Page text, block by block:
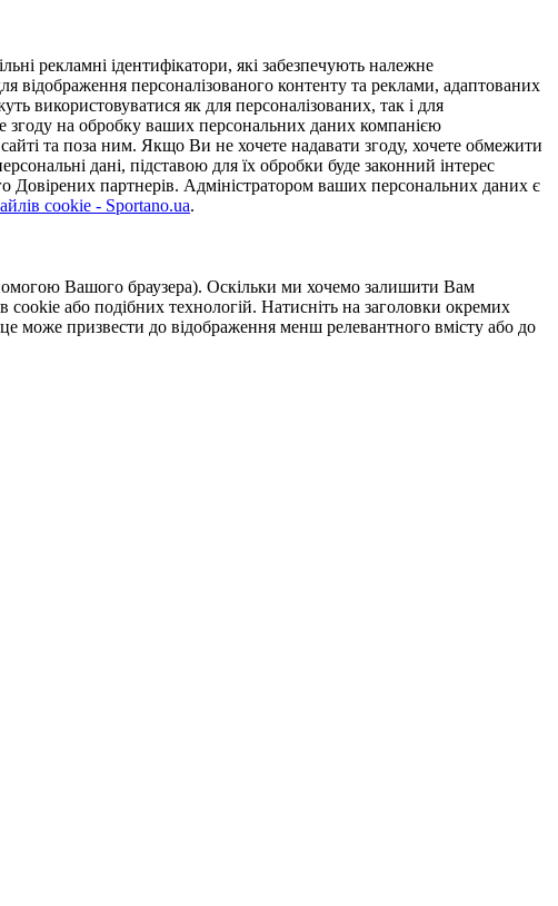
рекламні ідентифікатори, які забезпечують належне
відображення персоналізованого контенту та реклами, адаптованих
використовуватися як для персоналізованих, так і для
згоду на обробку ваших персональних даних компанією
та поза ним. Якщо Ви не хочете надавати згоду, хочете обмежити
дані, підставою для їх обробки буде законний інтерес
Довірених партнерів. Адміністратором ваших персональних даних є
cookie - Sportano.ua.
Вашого браузера). Оскільки ми хочемо залишити Вам
або подібних технологій. Натисніть на заголовки окремих
може призвести до відображення менш релевантного вмісту або до